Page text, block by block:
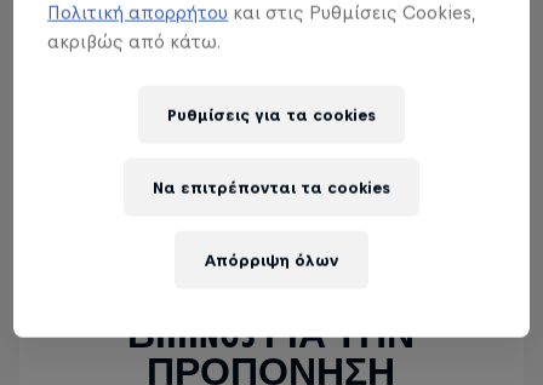
Registrations open
Πολιτική απορρήτου και στις Ρυθμίσεις Cookies,
ακριβώς από κάτω.
Ρυθμίσεις για τα cookies
Απόρριψη όλων
Να επιτρέπονται τα cookies